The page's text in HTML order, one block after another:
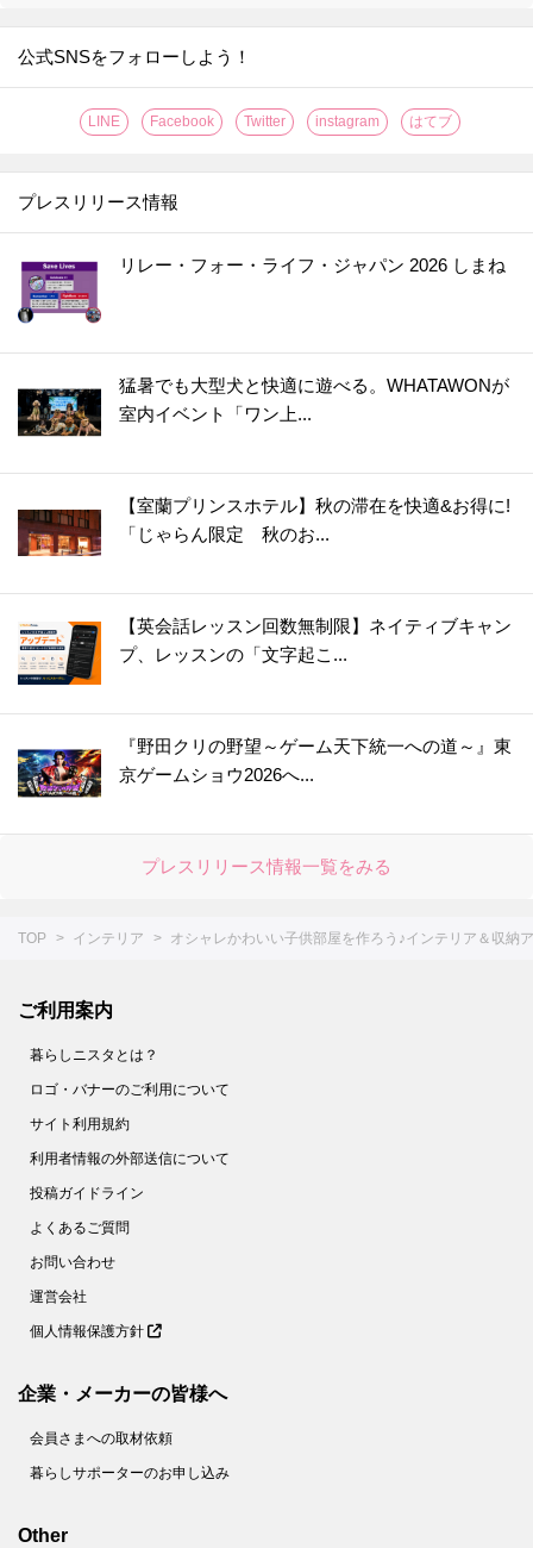
公式SNSをフォローしよう！
LINE Facebook Twitter instagram はてブ
プレスリリース情報
リレー・フォー・ライフ・ジャパン 2026 しまね
猛暑でも大型犬と快適に遊べる。WHATAWONが
室内イベント「ワン上...
【室蘭プリンスホテル】秋の滞在を快適&お得に!
「じゃらん限定 秋のお...
【英会話レッスン回数無制限】ネイティブキャン
プ、レッスンの「文字起こ...
『野田クリの野望～ゲーム天下統一への道～』東
京ゲームショウ2026へ...
プレスリリース情報一覧をみる
TOP インテリア オシャレかわいい子供部屋を作ろう♪インテリア＆収納
ご利用案内
暮らしニスタとは？
ロゴ・バナーのご利用について
サイト利用規約
利用者情報の外部送信について
投稿ガイドライン
よくあるご質問
お問い合わせ
運営会社
個人情報保護方針
企業・メーカーの皆様へ
会員さまへの取材依頼
暮らしサポーターのお申し込み
Other